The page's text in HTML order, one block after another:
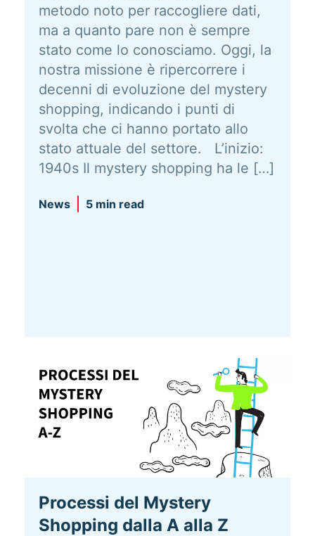
metodo noto per raccogliere dati,
ma a quanto pare non è sempre
stato come lo conosciamo. Oggi, la
nostra missione è ripercorrere i
decenni di evoluzione del mystery
shopping, indicando i punti di
svolta che ci hanno portato allo
stato attuale del settore. L’inizio:
1940s Il mystery shopping ha le […]
News 5 min read
Processi del Mystery
Shopping dalla A alla Z